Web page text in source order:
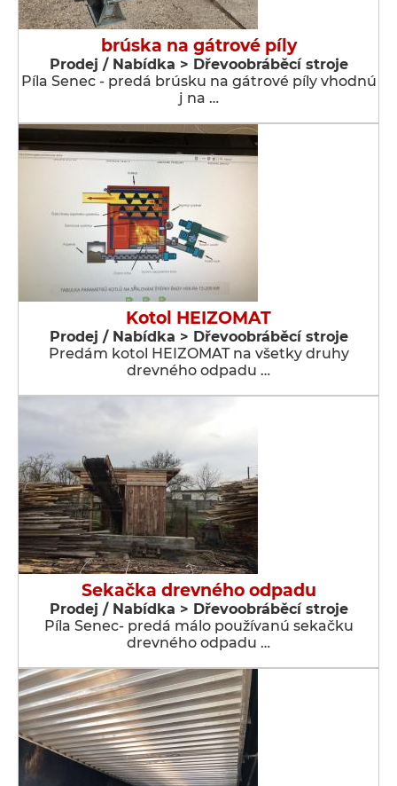
brúska na gátrové píly
Prodej / Nabídka > Dřevoobráběcí stroje
Píla Senec - predá brúsku na gátrové píly vhodnú
j na …
Kotol HEIZOMAT
Prodej / Nabídka > Dřevoobráběcí stroje
Predám kotol HEIZOMAT na všetky druhy
drevného odpadu …
Sekačka drevného odpadu
Prodej / Nabídka > Dřevoobráběcí stroje
Píla Senec- predá málo používanú sekačku
drevného odpadu …